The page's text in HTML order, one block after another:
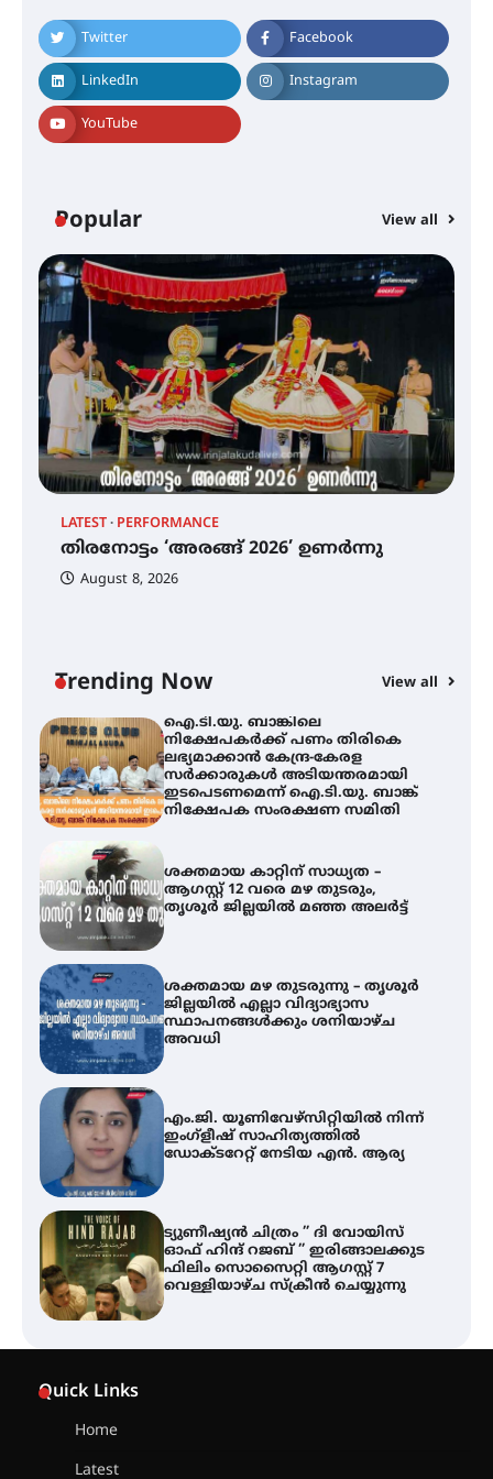
Twitter Facebook
LinkedIn Instagram
YouTube
Popular View all
LATEST PERFORMANCE
തിരനോട്ടം ‘അരങ്ങ് 2026’ ഉണർന്നു
August 8, 2026
Trending Now View all
ലഭ്യമാക്കാൻ കേന്ദ്ര-കേരള
സർക്കാരുകൾ അടിയന്തരമായി
ഇടപെടണമെന്ന് ഐ.ടി.യു. ബാങ്ക്
നിക്ഷേപക സംരക്ഷണ സമിതി
ശക്തമായ കാറ്റിന് സാധ്യത –
ജില്ലയിൽ എല്ലാ വിദ്യാഭ്യാസ
സ്ഥാപനങ്ങൾക്കും ശനിയാഴ്ച
അവധി
എം.ജി. യൂണിവേഴ്‌സിറ്റിയിൽ നിന്ന്
ഇംഗ്ളീഷ് സാഹിത്യത്തിൽ
ഡോക്ടറേറ്റ് നേടിയ എൻ. ആര്യ
ട്യുണീഷ്യൻ ചിത്രം ” ദി വോയിസ്
ഫിലിം സൊസൈറ്റി ആഗസ്റ്റ് 7
വെള്ളിയാഴ്ച സ്‌ക്രീൻ ചെയ്യുന്നു
ഐ.ടി.യു. ബാങ്കിലെ
നിക്ഷേപകർക്ക് പണം തിരികെ
ലഭ്യമാക്കാൻ കേന്ദ്ര-കേരള
സർക്കാരുകൾ അടിയന്തരമായി
ഇടപെടണമെന്ന് ഐ.ടി.യു. ബാങ്ക്
നിക്ഷേപക സംരക്ഷണ സമിതി
ശക്തമായ കാറ്റിന് സാധ്യത –
ആഗസ്റ്റ് 12 വരെ മഴ തുടരും,
തൃശൂർ ജില്ലയിൽ മഞ്ഞ അലർട്ട്
ശക്തമായ മഴ തുടരുന്നു – തൃശൂർ
ജില്ലയിൽ എല്ലാ വിദ്യാഭ്യാസ
സ്ഥാപനങ്ങൾക്കും ശനിയാഴ്ച
അവധി
എം.ജി. യൂണിവേഴ്‌സിറ്റിയിൽ നിന്ന്
ഇംഗ്ളീഷ് സാഹിത്യത്തിൽ
ഡോക്ടറേറ്റ് നേടിയ എൻ. ആര്യ
ട്യുണീഷ്യൻ ചിത്രം ” ദി വോയിസ്
ഓഫ് ഹിന്ദ് റജബ് ” ഇരിങ്ങാലക്കുട
ഫിലിം സൊസൈറ്റി ആഗസ്റ്റ് 7
വെള്ളിയാഴ്ച സ്‌ക്രീൻ ചെയ്യുന്നു
Quick Links
Home
Latest